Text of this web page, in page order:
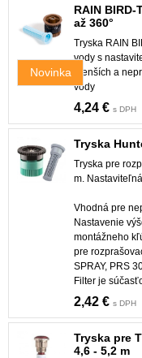
Novinka
RAIN BIRD-
až 360°
Tryska RAIN
vody s
menších a
vody
4,24 € s DPH
Tryska
Tryska pre
m.
Vhodná pre
Nastavenie
montážneho
pre
SPRAY, PRS
Filter je
2,42 € s DPH
Tryska pre
4,6 - 5,2 m